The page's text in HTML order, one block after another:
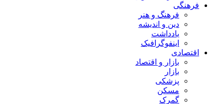
فرهنگی
فرهنگ و هنر
دین و اندیشه
یادداشت
اینفوگرافیک
اقتصادی
بازار و اقتصاد
بازار
پزشکی
مسکن
گمرک